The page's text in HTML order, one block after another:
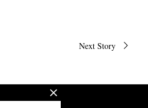
Next Story